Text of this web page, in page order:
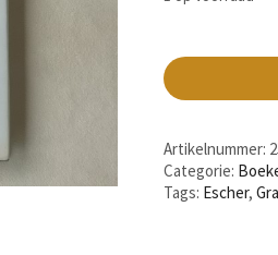
Artikelnummer:
Categorie:
Tags: Escher,